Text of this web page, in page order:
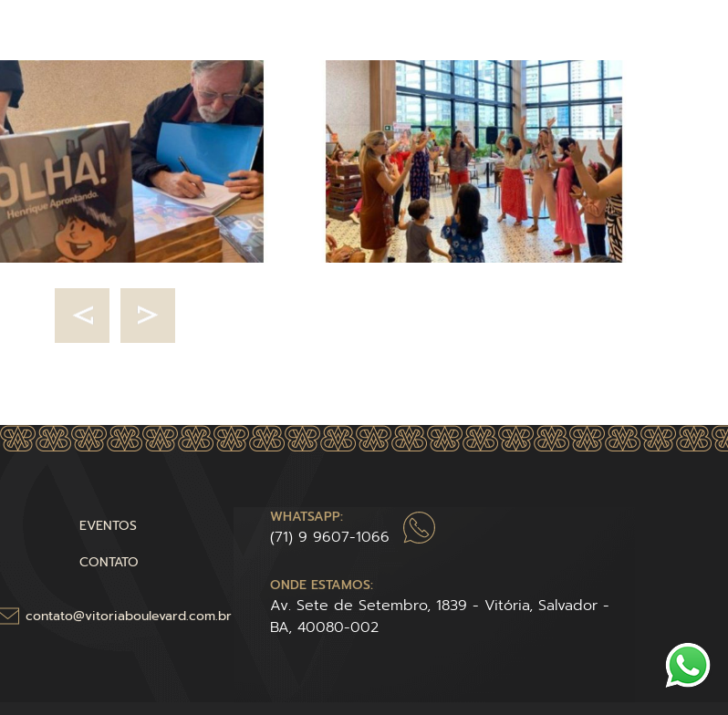
EVENTOS
CONTATO
contato@vitoriaboulevard.com.br
WHATSAPP:
(71) 9 9607-1066
ONDE ESTAMOS:
Av. Sete de Setembro, 1839 - Vitória, Salvador -
BA, 40080-002